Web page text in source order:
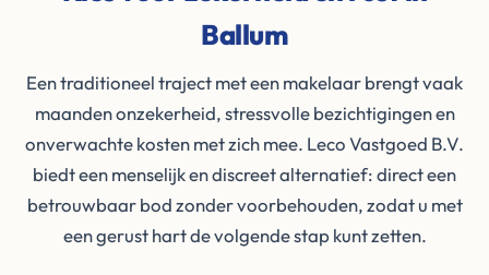
Ballum
Een traditioneel traject met een makelaar brengt vaak
maanden onzekerheid, stressvolle bezichtigingen en
onverwachte kosten met zich mee. Leco Vastgoed B.V.
biedt een menselijk en discreet alternatief: direct een
betrouwbaar bod zonder voorbehouden, zodat u met
een gerust hart de volgende stap kunt zetten.